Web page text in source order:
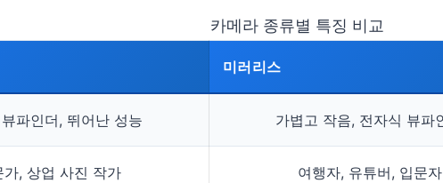
카메라 종류별 특징 비교
미러리스
파인더, 뛰어난 성능 가볍고 작음, 전자식 뷰파
가, 상업 사진 작가 여행자, 유튜버, 입문자